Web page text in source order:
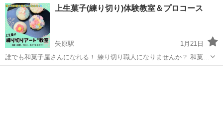
定講師 ・東洋薬膳スイーツマイスター認定講師 ・中国茶認定講師...
山口 下松市 下松駅 薬膳
上生菓子(練り切り)体験教室＆プロコース
矢原駅
1月21日
誰でも和菓子屋さんになれる！ 練り切り職人になりませんか？ 和菓子
の中で最も好きな練り切り♥ 食べて食べて食べて1番美味しいと思って